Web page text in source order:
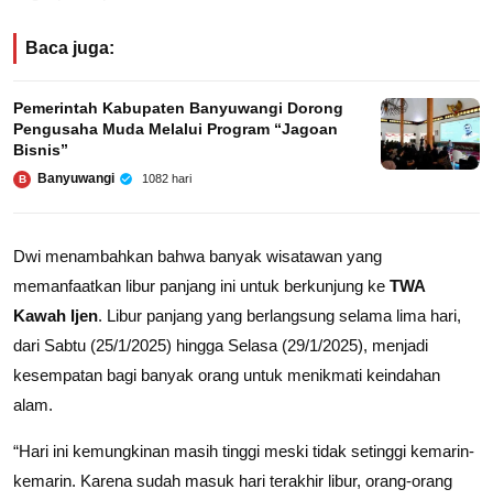
Baca juga:
Pemerintah Kabupaten Banyuwangi Dorong
Pengusaha Muda Melalui Program “Jagoan
Bisnis”
B Banyuwangi 1082 hari
Dwi menambahkan bahwa banyak wisatawan yang
memanfaatkan libur panjang ini untuk berkunjung ke TWA
Kawah Ijen. Libur panjang yang berlangsung selama lima hari,
dari Sabtu (25/1/2025) hingga Selasa (29/1/2025), menjadi
kesempatan bagi banyak orang untuk menikmati keindahan
alam.
“Hari ini kemungkinan masih tinggi meski tidak setinggi kemarin-
kemarin. Karena sudah masuk hari terakhir libur, orang-orang